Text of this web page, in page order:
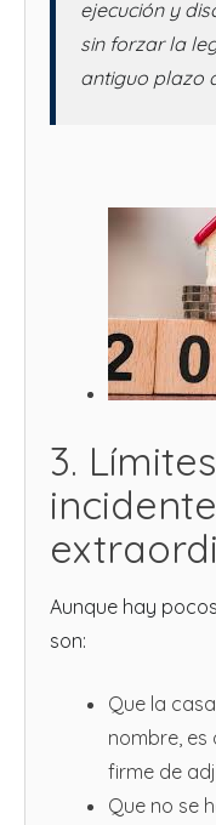
ejecución y
sin forzar la
antiguo plazo
3.
Aunque hay
son:
Que la
nombre, es
firme de
Que no se